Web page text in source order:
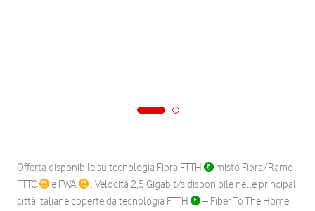
Offerta disponibile su tecnologia Fibra FTTH
misto Fibra/Rame
FTTC
e FWA
. Velocità 2,5 Gigabit/s disponibile nelle principali
città italiane coperte da tecnologia FTTH
– Fiber To The Home.